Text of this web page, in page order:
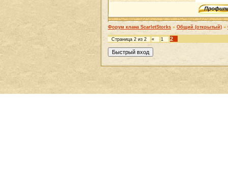
Форум клана ScarletStorks » Общий (открытый) »
Страница 2 из 2 « 1 2